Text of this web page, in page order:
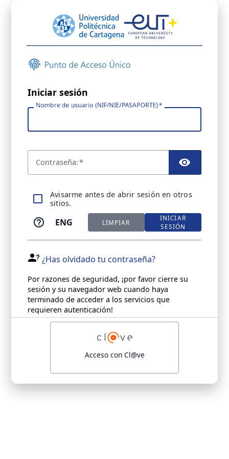
Iniciar sesión
Nombre de usuario (NIF/NIE/PASAPORTE)
Contraseña:
Avisarme antes de abrir sesión en otros
sitios.
ENG LIMPIAR
INICIAR
SESIÓN
¿Has olvidado tu contraseña?
Por razones de seguridad, ¡por favor cierre su
sesión y su navegador web cuando haya
terminado de acceder a los servicios que
requieren autenticación!